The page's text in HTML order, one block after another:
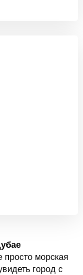
просто морская
город с